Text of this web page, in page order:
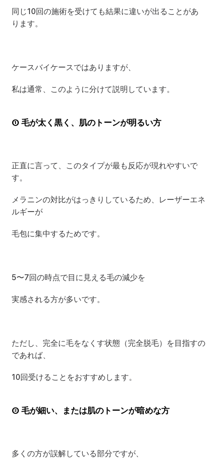
同じ10回の施術を受けても結果に違いが出ることがあ
ります。
ケースバイケースではありますが、
私は通常、このように分けて説明しています。
① 毛が太く黒く、肌のトーンが明るい方
正直に言って、このタイプが最も反応が現れやすいで
す。
メラニンの対比がはっきりしているため、レーザーエネ
ルギーが
毛包に集中するためです。
5〜7回の時点で目に見える毛の減少を
実感される方が多いです。
ただし、完全に毛をなくす状態（完全脱毛）を目指すの
であれば、
10回受けることをおすすめします。
② 毛が細い、または肌のトーンが暗めな方
多くの方が誤解している部分ですが、